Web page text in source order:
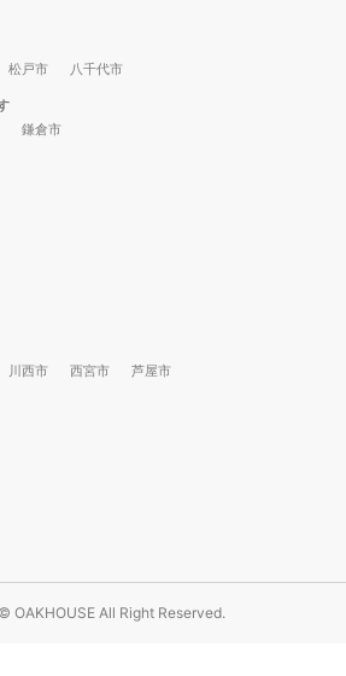
松戸市 八千代市
鎌倉市
川西市 西宮市 芦屋市
OAKHOUSE All Right Reserved.